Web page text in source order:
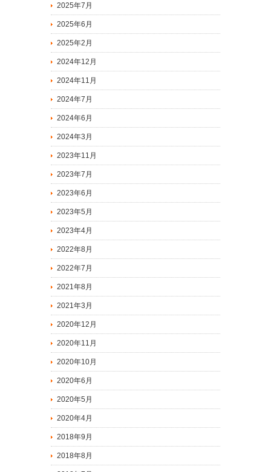
2025年7月
2025年6月
2025年2月
2024年12月
2024年11月
2024年7月
2024年6月
2024年3月
2023年11月
2023年7月
2023年6月
2023年5月
2023年4月
2022年8月
2022年7月
2021年8月
2021年3月
2020年12月
2020年11月
2020年10月
2020年6月
2020年5月
2020年4月
2018年9月
2018年8月